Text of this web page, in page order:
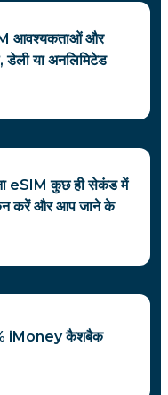
आवश्यकताओं और
या अनलिमिटेड
eSIM कुछ ही सेकंड में
करें और आप जाने के
iMoney कैशबैक